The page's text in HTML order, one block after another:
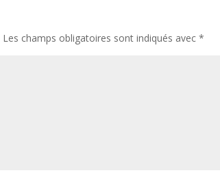
Les champs obligatoires sont indiqués avec*